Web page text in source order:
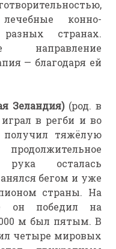
конно-
странах.
направление
— благодаря ей
Зеландия)(род. в
в регби и во
тяжёлую
осталась
бегом и уже
страны. На
он победил на
м был пятым. В
четыре мировых